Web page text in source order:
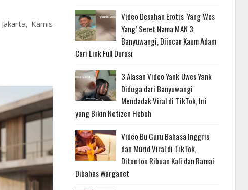
Kamis
Video Desahan Erotis ‘Yang Wes
Yang’ Seret Nama MAN 3
Banyuwangi, Diincar Kaum Adam
Cari Link Full Durasi
3 Alasan Video Yank Uwes Yank
Diduga dari Banyuwangi
Mendadak Viral di TikTok, Ini
yang Bikin Netizen Heboh
Video Bu Guru Bahasa Inggris
dan Murid Viral di TikTok,
Ditonton Ribuan Kali dan Ramai
Dibahas Warganet